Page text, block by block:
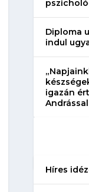
Diploma
indul
igazán
Andrással
Híres